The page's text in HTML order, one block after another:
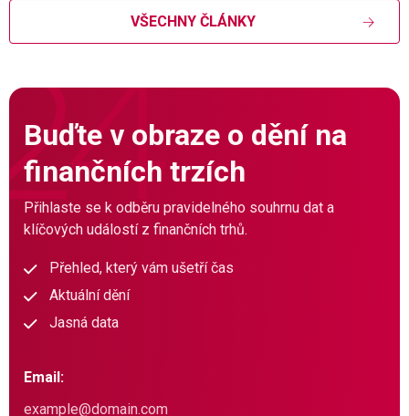
VŠECHNY ČLÁNKY
Buďte v obraze o dění na
finančních trzích
Přihlaste se k odběru pravidelného souhrnu dat a
klíčových událostí z finančních trhů.
Přehled, který vám ušetří čas
Aktuální dění
Jasná data
Email: